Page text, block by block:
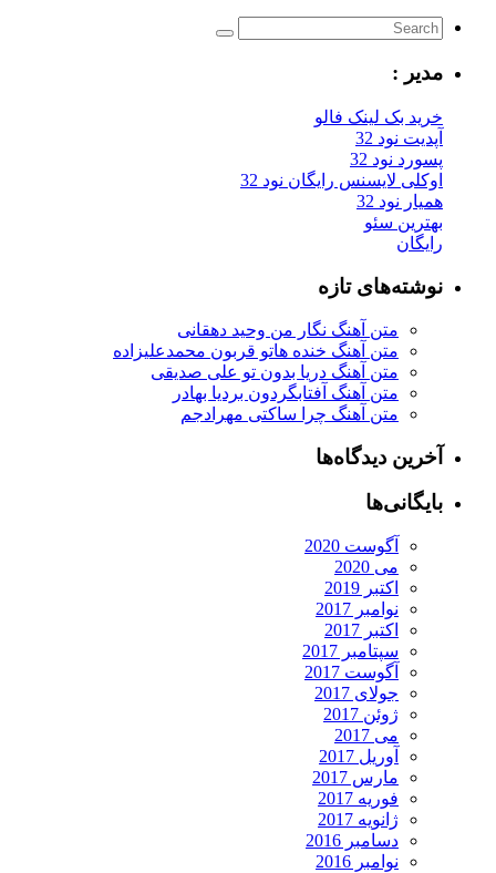
مدیر :
خرید بک لینک فالو
آپدیت نود 32
پسورد نود 32
اوکلی لایسنس رایگان نود 32
همیار نود 32
بهترین سئو
رایگان
نوشته‌های تازه
متن آهنگ نگار من وحید دهقانی
متن آهنگ خنده هاتو قربون محمدعلیزاده
متن آهنگ دریا بدون تو علی صدیقی
متن آهنگ آفتابگردون بردیا بهادر
متن آهنگ چرا ساکتی مهرادجم
آخرین دیدگاه‌ها
بایگانی‌ها
آگوست 2020
می 2020
اکتبر 2019
نوامبر 2017
اکتبر 2017
سپتامبر 2017
آگوست 2017
جولای 2017
ژوئن 2017
می 2017
آوریل 2017
مارس 2017
فوریه 2017
ژانویه 2017
دسامبر 2016
نوامبر 2016